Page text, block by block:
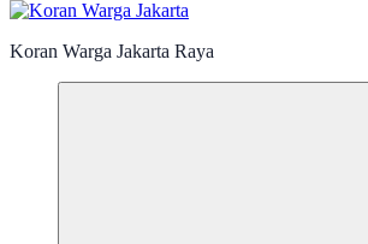
Koran Warga Jakarta Raya